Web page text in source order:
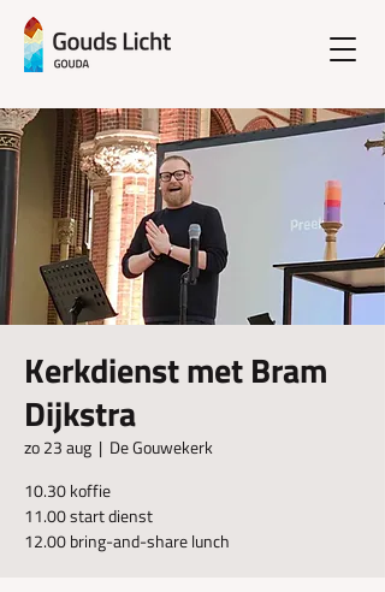
Kerkdienst met Bram
Dijkstra
zo 23 aug
  |
De Gouwekerk
10.30 koffie
11.00 start dienst
12.00 bring-and-share lunch